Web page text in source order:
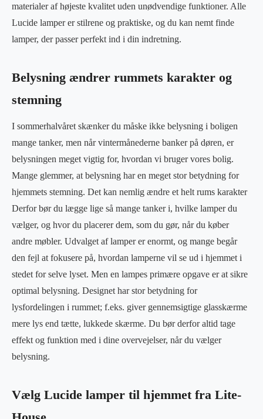
materialer af højeste kvalitet uden unødvendige funktioner. Alle
Lucide lamper er stilrene og praktiske, og du kan nemt finde
lamper, der passer perfekt ind i din indretning.
Belysning ændrer rummets karakter og
stemning
I sommerhalvåret skænker du måske ikke belysning i boligen
mange tanker, men når vintermånederne banker på døren, er
belysningen meget vigtig for, hvordan vi bruger vores bolig.
Mange glemmer, at belysning har en meget stor betydning for
hjemmets stemning. Det kan nemlig ændre et helt rums karakter
Derfor bør du lægge lige så mange tanker i, hvilke lamper du
vælger, og hvor du placerer dem, som du gør, når du køber
andre møbler. Udvalget af lamper er enormt, og mange begår
den fejl at fokusere på, hvordan lamperne vil se ud i hjemmet i
stedet for selve lyset. Men en lampes primære opgave er at sikre
optimal belysning. Designet har stor betydning for
lysfordelingen i rummet; f.eks. giver gennemsigtige glasskærme
mere lys end tætte, lukkede skærme. Du bør derfor altid tage
effekt og funktion med i dine overvejelser, når du vælger
belysning.
Vælg Lucide lamper til hjemmet fra Lite-